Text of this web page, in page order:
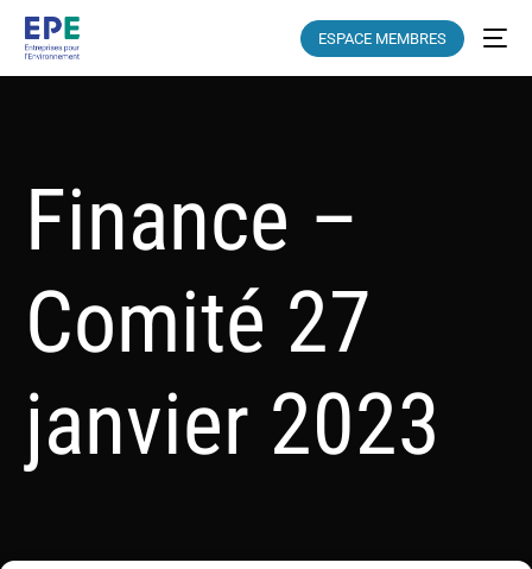
ESPACE MEMBRES
Finance –
Comité 27
janvier 2023